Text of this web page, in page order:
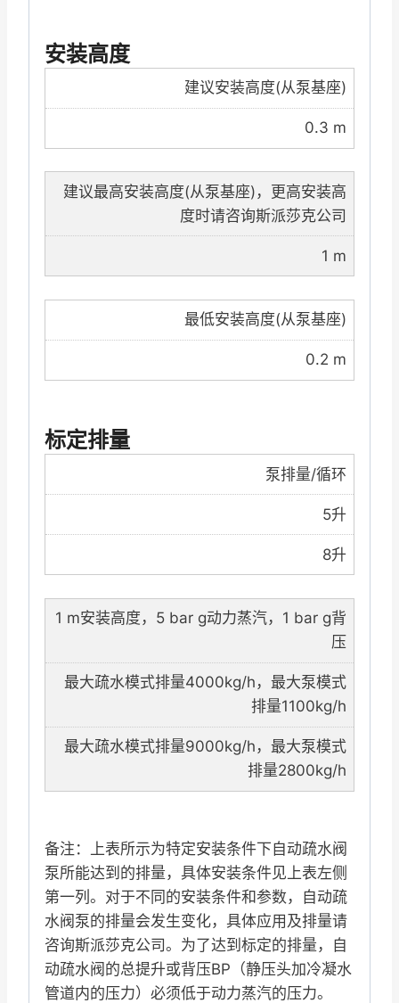
安装高度
建议安装高度(从泵基座)
0.3 m
建议最高安装高度(从泵基座)，更高安装高
度时请咨询斯派莎克公司
1 m
最低安装高度(从泵基座)
0.2 m
标定排量
泵排量/循环
5升
8升
1 m安装高度，5 bar g动力蒸汽，1 bar g背
压
最大疏水模式排量4000kg/h，最大泵模式
排量1100kg/h
最大疏水模式排量9000kg/h，最大泵模式
排量2800kg/h
备注：上表所示为特定安装条件下自动疏水阀
泵所能达到的排量，具体安装条件见上表左侧
第一列。对于不同的安装条件和参数，自动疏
水阀泵的排量会发生变化，具体应用及排量请
咨询斯派莎克公司。为了达到标定的排量，自
动疏水阀的总提升或背压BP（静压头加冷凝水
管道内的压力）必须低于动力蒸汽的压力。